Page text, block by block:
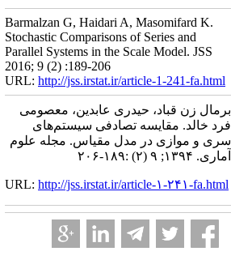
Barmalzan G, Haidari A, Masomifard K.
Stochastic Comparisons of Series and
Parallel Systems in the Scale Model. JSS
2016; 9 (2) :189-206
URL: http://jss.irstat.ir/article-1-241-fa.html
برمال زن قباد، حیدری عابدین، معصومی
فرد خالد. مقایسه تصادفی سیستم‌های
سری و موازی در مدل مقیاس. مجله علوم
آماری. ۱۳۹۴; ۹ (۲) :۱۸۹-۲۰۶
URL: http://jss.irstat.ir/article-۱-۲۴۱-fa.html